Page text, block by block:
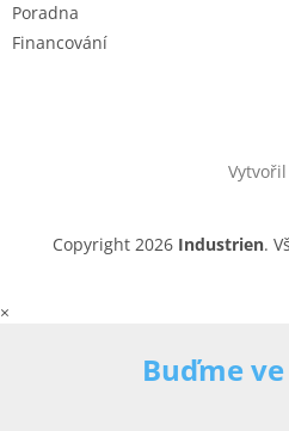
Poradna
Financování
Copyright 2026 Industrien.
×
Buďme